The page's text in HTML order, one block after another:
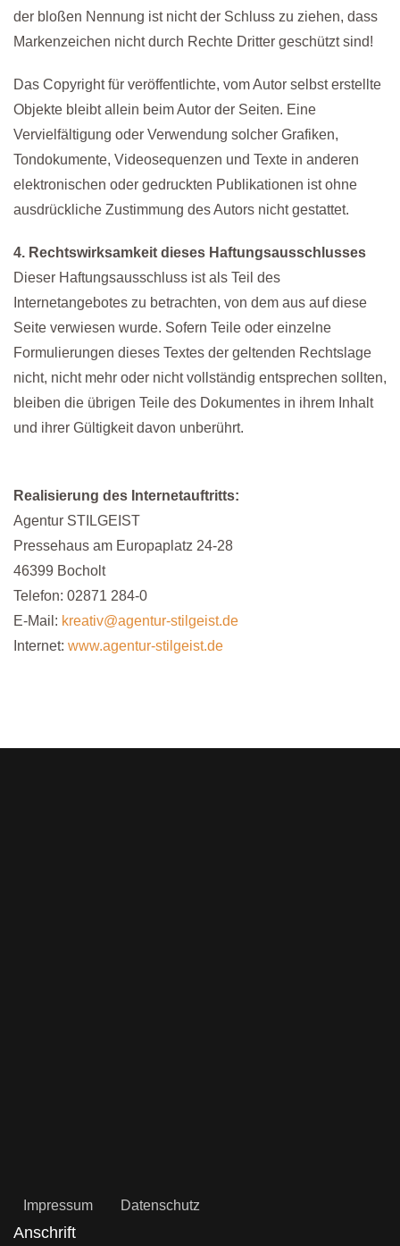
der bloßen Nennung ist nicht der Schluss zu ziehen, dass
Markenzeichen nicht durch Rechte Dritter geschützt sind!
Das Copyright für veröffentlichte, vom Autor selbst erstellte
Objekte bleibt allein beim Autor der Seiten. Eine
Vervielfältigung oder Verwendung solcher Grafiken,
Tondokumente, Videosequenzen und Texte in anderen
elektronischen oder gedruckten Publikationen ist ohne
ausdrückliche Zustimmung des Autors nicht gestattet.
4. Rechtswirksamkeit dieses Haftungsausschlusses
Dieser Haftungsausschluss ist als Teil des
Internetangebotes zu betrachten, von dem aus auf diese
Seite verwiesen wurde. Sofern Teile oder einzelne
Formulierungen dieses Textes der geltenden Rechtslage
nicht, nicht mehr oder nicht vollständig entsprechen sollten,
bleiben die übrigen Teile des Dokumentes in ihrem Inhalt
und ihrer Gültigkeit davon unberührt.
Realisierung des Internetauftritts:
Agentur STILGEIST
Pressehaus am Europaplatz 24-28
46399 Bocholt
Telefon: 02871 284-0
E-Mail: kreativ@agentur-stilgeist.de
Internet: www.agentur-stilgeist.de
Impressum Datenschutz
Anschrift